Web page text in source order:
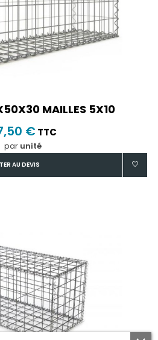
MAILLES 5X10
€TTC
par unité
AU DEVIS